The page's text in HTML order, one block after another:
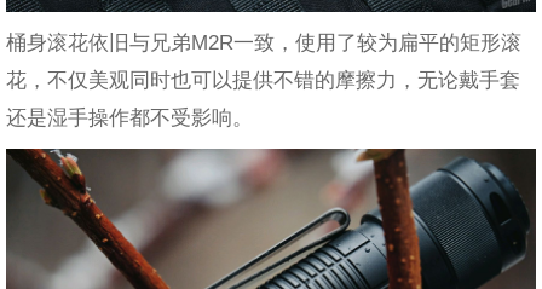
桶身滚花依旧与兄弟M2R一致，使用了较为扁平的矩形滚
花，不仅美观同时也可以提供不错的摩擦力，无论戴手套
还是湿手操作都不受影响。